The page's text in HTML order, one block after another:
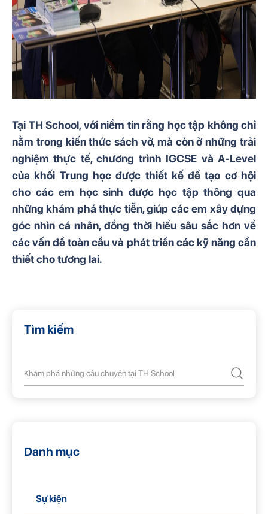
Tìm kiếm
Danh mục
Sự kiện
Tại TH School, với niềm tin rằng học tập không chỉ
nằm trong kiến thức sách vở, mà còn ở những trải
nghiệm thực tế, chương trình IGCSE và A-Level
của khối Trung học được thiết kế để tạo cơ hội
cho các em học sinh được học tập thông qua
những khám phá thực tiễn, giúp các em xây dựng
góc nhìn cá nhân, đồng thời hiểu sâu sắc hơn về
các vấn đề toàn cầu và phát triển các kỹ năng cần
thiết cho tương lai.